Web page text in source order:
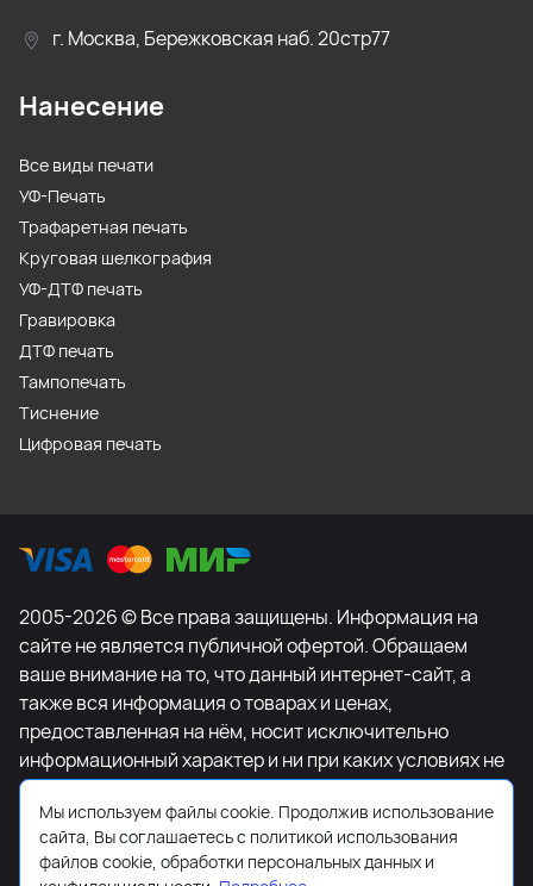
г. Москва, Бережковская наб. 20стр77
Нанесение
Все виды печати
УФ-Печать
Трафаретная печать
Круговая шелкография
УФ-ДТФ печать
Гравировка
ДТФ печать
Тампопечать
Тиснение
Цифровая печать
2005-2026 © Все права защищены. Информация на
сайте не является публичной офертой. Обращаем
ваше внимание на то, что данный интернет-сайт, а
также вся информация о товарах и ценах,
предоставленная на нём, носит исключительно
информационный характер и ни при каких условиях не
является публичной офертой, определяемой
положениями Статьи 437 Гражданского кодекса
Российской Федерации. Для получения подробной
информации о наличии и стоимости указанных
Мы используем файлы cookie. Продолжив использование
сайта, Вы соглашаетесь с политикой использования
файлов cookie, обработки персональных данных и